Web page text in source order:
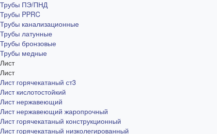
Трубы ПЭ/ПНД
Трубы PPRC
Трубы канализационные
Трубы латунные
Трубы бронзовые
Трубы медные
Лист
Лист
Лист горячекатаный ст3
Лист кислотостойкий
Лист нержавеющий
Лист нержавеющий жаропрочный
Лист горячекатаный конструкционный
Лист горячекатаный низколегированный